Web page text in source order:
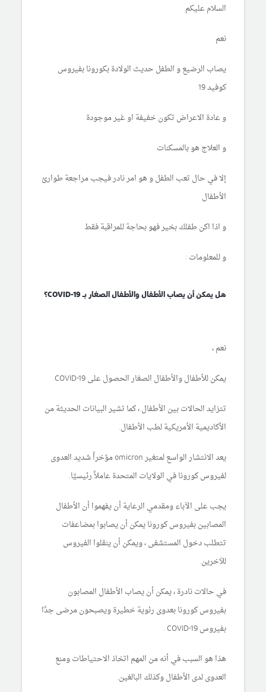
السلام عليكم
نعم
يصاب الرضيع و الطفل حديث الولادة بكورونا بفيروس
كوفيد 19
و عادة الاعراض تكون خفيفة او غير موجودة
و العلاج هو بالمسكنات
إلا في حال تعب الطفل و هو امر نادر فيجب مراجعة طوارئ
الأطفال
و اذا اكن طفلك بخير فهو بحاجة للمراقبة فقط
و للمعلومات :
هل يمكن أن يصاب الأطفال والأطفال الصغار بـ COVID-19؟
نعم ،
يمكن للأطفال والأطفال الصغار الحصول على COVID-19.
تتزايد الحالات بين الأطفال ، كما تشير البيانات الحديثة من
الأكاديمية الأمريكية لطب الأطفال.
يعد الانتشار الواسع لمتغير omicron مؤخراً شديد العدوى
لفيروس كورونا في الولايات المتحدة عاملاً رئيسيًا.
يجب على الآباء ومقدمي الرعاية أن يفهموا أن الأطفال
المصابين بفيروس كورونا يمكن أن يصابوا بمضاعفات
تتطلب دخول المستشفى ، ويمكن أن ينقلوا الفيروس
للآخرين.
في حالات نادرة ، يمكن أن يصاب الأطفال المصابون
بفيروس كورونا بعدوى رئوية خطيرة ويصبحون مرضى جدًا
بفيروس COVID-19 .
هذا هو السبب في أنه من المهم اتخاذ الاحتياطات ومنع
العدوى لدى الأطفال وكذلك البالغين.